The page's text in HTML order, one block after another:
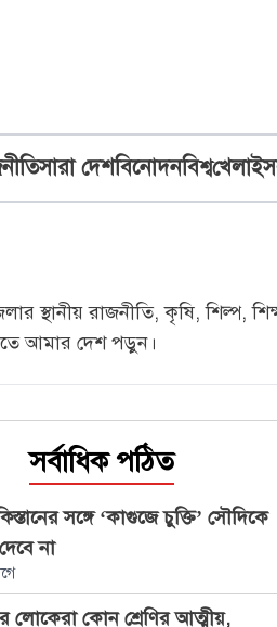
সারা দেশবিনোদনবিশ্বখেলা
রাজনীতি, কৃষি, শিল্প,
আমার দেশ পড়ুন।
সর্বাধিক পঠিত
সঙ্গে ‘কাগুজে চুক্তি’ সৌদিকে
না
লোকেরা কোন শ্রেণির আত্মীয়,